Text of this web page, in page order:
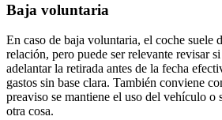
Baja voluntaria
En caso de baja voluntaria, el coche suele
relación, pero puede ser relevante revisar
adelantar la retirada antes de la fecha
gastos sin base clara. También conviene
preaviso se mantiene el uso del vehículo o
otra cosa.